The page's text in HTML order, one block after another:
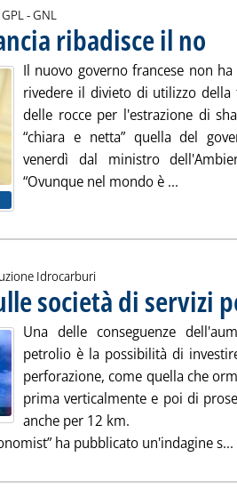
- GNL
ribadisce il no
Il nuovo governo francese non
rivedere il divieto di utilizzo
delle rocce per l'estrazione di
“chiara e netta” quella del
venerdì dal ministro
“Ovunque nel mondo è ...
Idrocarburi
società di servizi
Una delle conseguenze
petrolio è la possibilità di
perforazione, come quella che
prima verticalmente e poi di
anche per 12 km.
ha pubblicato un'indagine s...